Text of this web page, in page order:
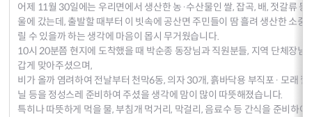
어제 11월 30일에는 우리면에서 생산한 농·수산물인 쌀, 잡곡, 배, 젓갈류
울에 갔는데, 출발할 때부터 이 빗속에 공산면 주민들이 땀 흘려 생산한 소중
릴 수 있을까 하는 생각에 마음이 몹시 무거웠습니다.
10시 20분쯤 현지에 도착했을 때 박순종 동장님과 직원분들, 지역 단체장님
갑게 맞아주셨으며,
비가 올까 염려하여 전날부터 천막6동, 의자 30개, 흙바닥용 부직포· 모래
닐 등을 정성스레 준비하여 주셨을 생각에 맘이 많이 따뜻해졌습니다.
특히나 따뜻하게 먹을 물, 부침개 먹거리, 막걸리, 음료수 등 간식을 준비하